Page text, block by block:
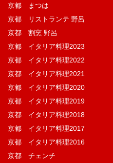
京都 まつは
京都 リストランテ 野呂
京都 割烹 野呂
京都 イタリア料理2023
京都 イタリア料理2022
京都 イタリア料理2021
京都 イタリア料理2020
京都 イタリア料理2019
京都 イタリア料理2018
京都 イタリア料理2017
京都 イタリア料理2016
京都 チェンチ